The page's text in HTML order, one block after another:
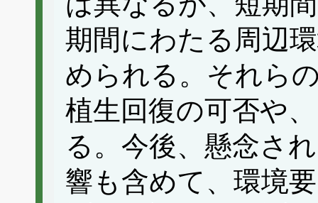
期間にわたる周辺
められる。それら
植生回復の可否や
る。今後、懸念さ
響も含めて、環境